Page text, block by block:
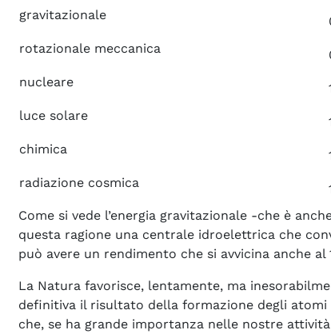
gravitazionale
rotazionale meccanica
nucleare
luce solare
chimica
radiazione cosmica
Come si vede l’energia gravitazionale -che è
questa ragione una centrale idroelettrica che
può avere un rendimento che si avvicina anche
La Natura favorisce, lentamente, ma
definitiva il risultato della formazione degli atomi
che, se ha grande importanza nelle nostre